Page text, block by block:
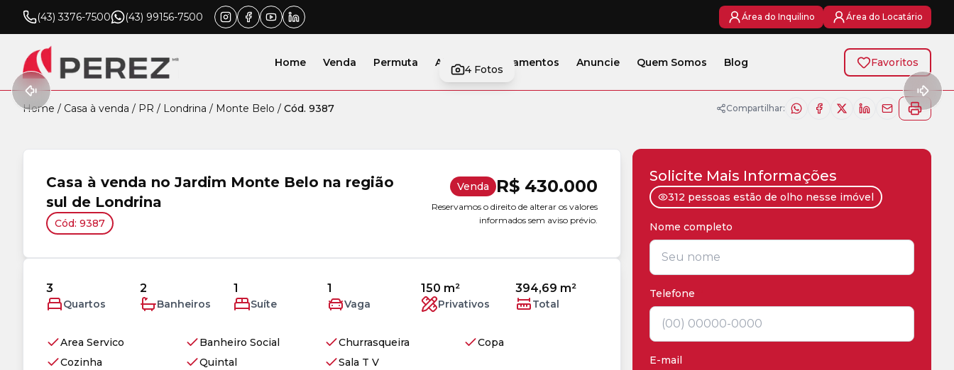
(43) 3376-7500 (43) 99156-7500 Área do Inquilino Área do Locatário
Home Venda Permuta Alugar Lançamentos Anuncie Quem Somos Blog Favoritos
4 Fotos
Home / Casa à venda / PR / Londrina / Monte Belo / Cód. 9387 Compartilhar:
Casa à venda no Jardim Monte Belo na região
sul de Londrina
Cód: 9387
Venda R$ 430.000
Reservamos o direito de alterar os valores
informados sem aviso prévio.
3
Quartos
2
Banheiros
1
Suíte
1
Vaga
150 m²
Privativos
394,69 m²
Total
Area Servico Banheiro Social Churrasqueira
Copa
Cozinha
Quintal Sala T V
Solicite Mais Informações
312 pessoas estão de olho nesse imóvel
Nome completo
Telefone
E-mail